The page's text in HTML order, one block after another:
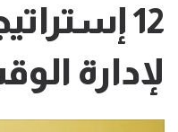
12
لإدارة